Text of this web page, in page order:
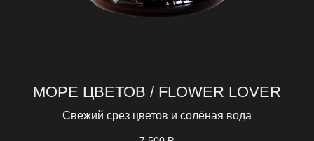
МОРЕ ЦВЕТОВ / FLOWER LOVER
Свежий срез цветов и солёная вода